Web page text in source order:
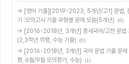
→ [영어 기출][2019-2023, 5개년/고1] 문법,
기 :모의고사 기출 유형별 문제 모음(5개년)
(0)
→ [2016-2018년, 3개년] 중세국어/고전 문법
(2,3학년 학평, 수능 기출)
(0)
→ [2016-2018년, 3개년] 국어 문법 기출 문제
평, 6월/9월 모의평가, 수능)
(1)